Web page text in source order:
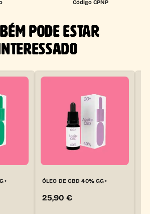
Código CPNP
PODE ESTAR
ÓLEO DE CBD 40% GG+
25,90 €